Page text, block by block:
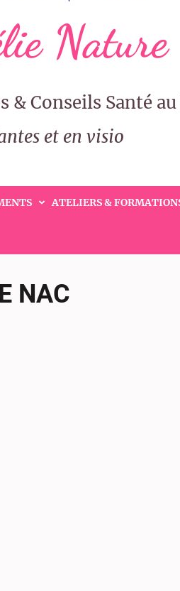
Nature
& Conseils Santé
et en visio
ATELIERS &
NAC